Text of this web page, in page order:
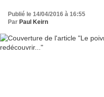
Publié le 14/04/2016 à 16:55
Par Paul Keirn